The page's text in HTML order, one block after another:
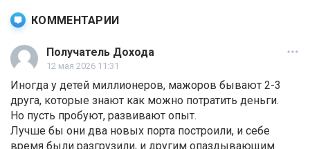
КОММЕНТАРИИ
Получатель Дохода
12 мая 2026 11:31
Иногда у детей миллионеров, мажоров бывают 2-3
друга, которые знают как можно потратить деньги.
Но пусть пробуют, развивают опыт.
Лучше бы они два новых порта построили, и себе
время были разгрузили, и другим опаздывающим